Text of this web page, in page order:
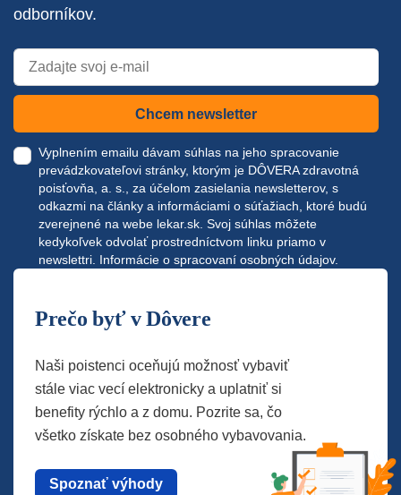
odborníkov.
Chcem newsletter
Vyplnením emailu dávam súhlas na jeho spracovanie
prevádzkovateľovi stránky, ktorým je DÔVERA zdravotná
poisťovňa, a. s., za účelom zasielania newsletterov, s
odkazmi na články a informáciami o súťažiach, ktoré budú
zverejnené na webe lekar.sk. Svoj súhlas môžete
kedykoľvek odvolať prostredníctvom linku priamo v
newslettri. Informácie o spracovaní osobných údajov.
Prečo byť v Dôvere
Naši poistenci oceňujú možnosť vybaviť
stále viac vecí elektronicky a uplatniť si
benefity rýchlo a z domu. Pozrite sa, čo
všetko získate bez osobného vybavovania.
Spoznať výhody